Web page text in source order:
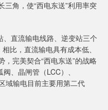
角，使“西电东送”利用率突
直流输电线路、逆变站三个
比，直流输电具有成本低、
完美契合“西电东送”的战略
、晶闸管（LCC）、
域输电目前主要用第二代